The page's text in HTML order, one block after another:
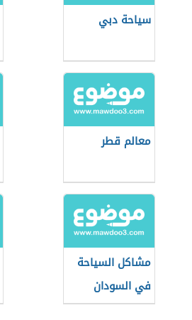
سياحة دبي
معالم قطر
مشاكل السياحة
في السودان